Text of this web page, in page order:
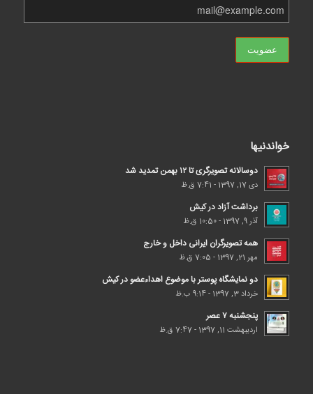
خواندنیها
دوسالانه تصویرگری تا ۱۲ بهمن تمدید شد
دی 17, 1397 - 7:41 ق.ظ
برداشت آزاد در کیش
آذر 9, 1397 - 10:50 ق.ظ
همه تصویرگران ایرانی داخل و خارج
مهر 21, 1397 - 7:05 ق.ظ
دو نمایشگاه پوستر با موضوع اهداء‌عضو در کیش
خرداد 3, 1397 - 9:14 ب.ظ
پنجشنبه ۷ عصر
اردیبهشت 11, 1397 - 7:47 ق.ظ